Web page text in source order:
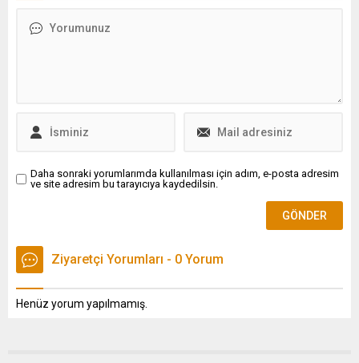
belirtti.
Daha sonraki yorumlarımda kullanılması için adım, e-posta adresim
ve site adresim bu tarayıcıya kaydedilsin.
Ziyaretçi Yorumları - 0 Yorum
Henüz yorum yapılmamış.